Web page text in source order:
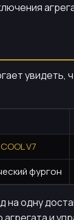
увидеть,
V7
фургон
на одну